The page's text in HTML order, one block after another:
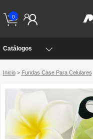
0
Catálogos
Inicio> Fundas Case Para Celulares